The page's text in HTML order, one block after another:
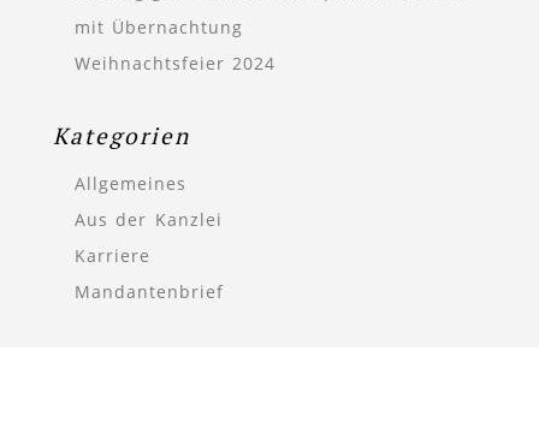
mit Übernachtung
Weihnachtsfeier 2024
Kategorien
Allgemeines
Aus der Kanzlei
Karriere
Mandantenbrief